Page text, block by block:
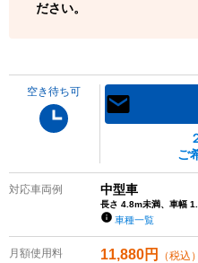
ださい。
空き待ち可
ご
対応車両例 中型車
長さ 4.8m未満、車幅
車種一覧
月額使用料 11,880円 （税込